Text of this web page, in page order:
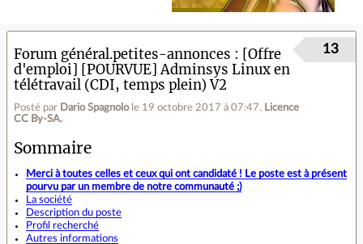
Forum général.petites-annonces
[Offre
d'emploi] [POURVUE] Adminsys Linux en
télétravail (CDI, temps plein) V2
Posté par Dario Spagnolo le 19 octobre 2017 à 07:47. Licence
CC By‑SA.
13
Sommaire
Merci à toutes celles et ceux qui ont candidaté ! Le poste est à présent
pourvu par un membre de notre communauté ;)
La société
Description du poste
Profil recherché
Autres informations